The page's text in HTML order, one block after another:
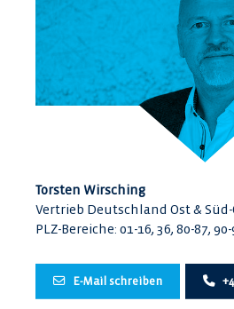
Torsten Wirsching
Vertrieb Deutschland Ost &
PLZ-Bereiche: 01-16, 36, 80-87, 90-
E-Mail schreiben